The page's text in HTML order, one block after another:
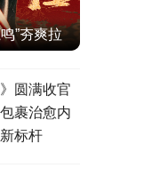
”夯爽拉
圆满收官
裹治愈内
标杆